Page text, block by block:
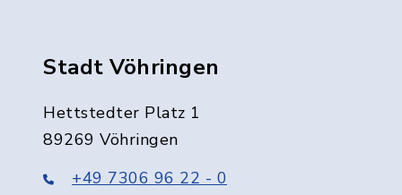
Stadt Vöhringen
Hettstedter Platz 1
89269 Vöhringen
+49 7306 96 22 - 0